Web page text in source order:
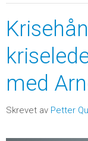
med
Skrevet av Petter